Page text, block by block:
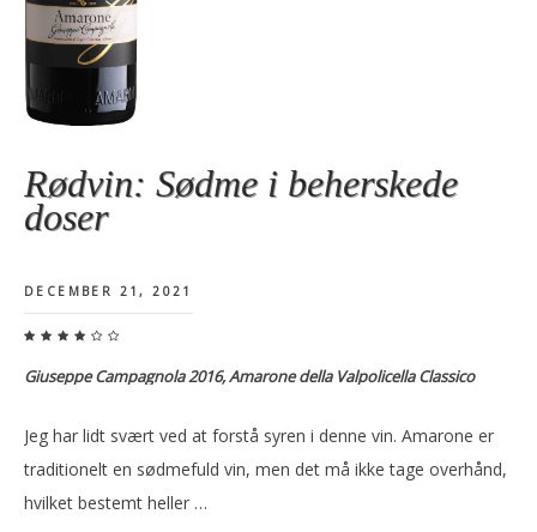
Rødvin: Sødme i beherskede
doser
DECEMBER 21, 2021
Giuseppe Campagnola 2016, Amarone della Valpolicella Classico
Jeg har lidt svært ved at forstå syren i denne vin. Amarone er
traditionelt en sødmefuld vin, men det må ikke tage overhånd,
hvilket bestemt heller …